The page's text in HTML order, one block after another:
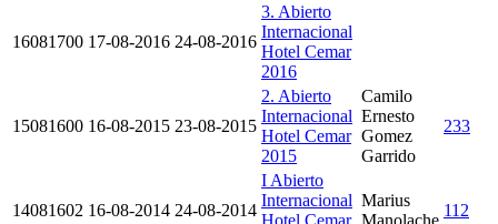
16081700 17-08-2016 24-08-2016
3. Abierto
Internacional
Hotel Cemar
2016
15081600 16-08-2015 23-08-2015
2. Abierto
Internacional
Hotel Cemar
2015
Camilo
Ernesto
Gomez
Garrido
233
14081602 16-08-2014 24-08-2014
I Abierto
Internacional Marius
112